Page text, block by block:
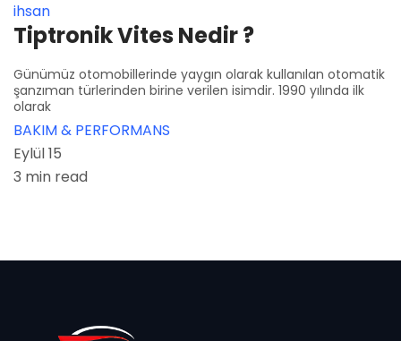
ihsan
Tiptronik Vites Nedir ?
Günümüz otomobillerinde yaygın olarak kullanılan otomatik
şanzıman türlerinden birine verilen isimdir. 1990 yılında ilk
olarak
BAKIM & PERFORMANS
Eylül 15
3 min read